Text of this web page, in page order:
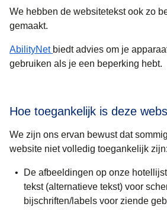
We hebben de websitetekst ook zo
gemaakt.
AbilityNet (opent in een nieuwe tab)
biedt advies om je
gebruiken als je een beperking hebt.
Hoe toegankelijk is deze
We zijn ons ervan bewust dat
website niet volledig toegankelijk zijn:
De afbeeldingen op onze
tekst (alternatieve tekst) voor
bijschriften/labels voor ziende